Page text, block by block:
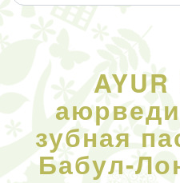
зубная
Бабул-